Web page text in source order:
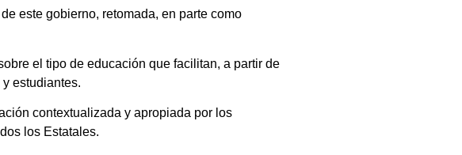
este gobierno, retomada, en parte como
el tipo de educación que facilitan, a partir de
estudiantes.
contextualizada y apropiada por los
los Estatales.